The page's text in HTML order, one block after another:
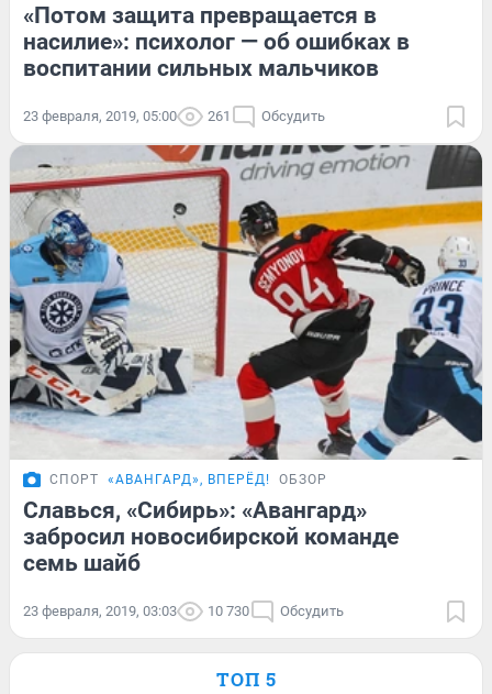
«Потом защита превращается в
насилие»: психолог — об ошибках в
воспитании сильных мальчиков
23 февраля, 2019, 05:00 261 Обсудить
СПОРТ «АВАНГАРД», ВПЕРЁД! ОБЗОР
Славься, «Сибирь»: «Авангард»
забросил новосибирской команде
семь шайб
23 февраля, 2019, 03:03 10 730 Обсудить
ТОП 5